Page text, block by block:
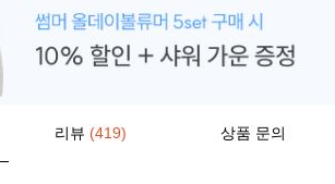
리뷰 (419) 상품 문의